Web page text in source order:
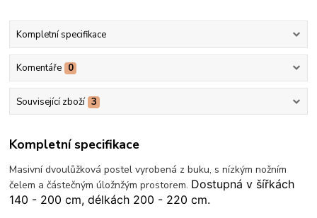
Kompletní specifikace
Komentáře 0
Související zboží 3
Kompletní specifikace
Masivní dvoulůžková postel vyrobená z buku, s nízkým nožním
čelem a částečným úložnžým prostorem. Dostupná v šířkách
140 - 200 cm, délkách 200 - 220 cm.